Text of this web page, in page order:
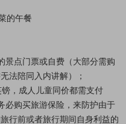
的午餐
景点门票或自费（大部分需购
法陪同入内讲解）；
，成人儿童同价都需支付
必购买旅游保险，来防护由于
行前或者旅行期间自身利益的